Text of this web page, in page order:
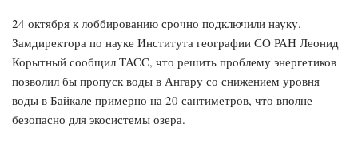
24 октября к лоббированию срочно подключили науку.
Замдиректора по науке Института географии СО РАН Леонид
Корытный сообщил ТАСС, что решить проблему энергетиков
позволил бы пропуск воды в Ангару со снижением уровня
воды в Байкале примерно на 20 сантиметров, что вполне
безопасно для экосистемы озера.